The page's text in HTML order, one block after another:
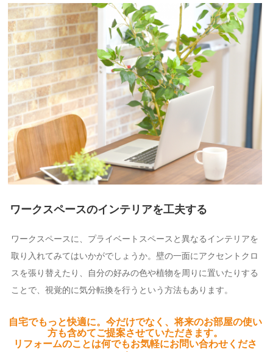
ワークスペースのインテリアを工夫する
ワークスペースに、プライベートスペースと異なるインテリアを
取り入れてみてはいかがでしょうか。壁の一面にアクセントクロ
スを張り替えたり、自分の好みの色や植物を周りに置いたりする
ことで、視覚的に気分転換を行うという方法もあります。
自宅でもっと快適に。今だけでなく、将来のお部屋の使い
方も含めてご提案させていただきます。
リフォームのことは何でもお気軽にお問い合わせくださ